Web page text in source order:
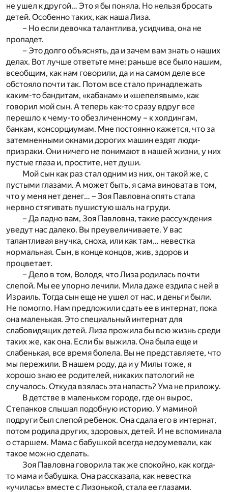
не ушел к другой… Это я бы поняла. Но нельзя бросать
детей. Особенно таких, как наша Лиза.
– Но если девочка талантлива, усидчива, она не
пропадет.
– Это долго объяснять, да и зачем вам знать о наших
делах. Вот лучше ответьте мне: раньше все было нашим,
всеобщим, как нам говорили, да и на самом деле все
обстояло почти так. Потом все стало принадлежать
каким-то бандитам, «кабанам» и «шепелявым», как
говорил мой сын. А теперь как-то сразу вдруг все
перешло к чему-то обезличенному – к холдингам,
банкам, консорциумам. Мне постоянно кажется, что за
затемненными окнами дорогих машин ездят люди-
призраки. Они ничего не понимают в нашей жизни, у них
пустые глаза и, простите, нет души.
Мой сын как раз стал одним из них, он такой же, с
пустыми глазами. А может быть, я сама виновата в том,
что у меня нет денег… – Зоя Павловна опять стала
нервно стягивать пушистую шаль на груди.
– Да ладно вам, Зоя Павловна, такие рассуждения
уведут нас далеко. Вы преувеличиваете. У вас
талантливая внучка, сноха, или как там… невестка
нормальная. Сын, в конце концов, жив, здоров и
процветает.
– Дело в том, Володя, что Лиза родилась почти
слепой. Мы ее упорно лечили. Мила даже ездила с ней в
Израиль. Тогда сын еще не ушел от нас, и деньги были.
Не помогло. Нам предложили сдать ее в интернат, пока
она маленькая. Это специальный интернат для
слабовидящих детей. Лиза прожила бы всю жизнь среди
таких же, как она. Если бы выжила. Она была еще и
слабенькая, все время болела. Вы не представляете, что
мы пережили. В нашем роду, да и у Милы тоже, я
хорошо знаю ее родителей, никаких патологий не
случалось. Откуда взялась эта напасть? Ума не приложу.
В детстве в маленьком городе, где он вырос,
Степанков слышал подобную историю. У маминой
подруги был слепой ребенок. Она сдала его в интернат,
потом родила других, здоровых, детей. И не вспоминала
о старшем. Мама с бабушкой всегда недоумевали, как
такое можно сделать.
Зоя Павловна говорила так же спокойно, как когда-
то мама и бабушка. Она рассказала, как невестка
«училась» вместе с Лизонькой, стала ее глазами.